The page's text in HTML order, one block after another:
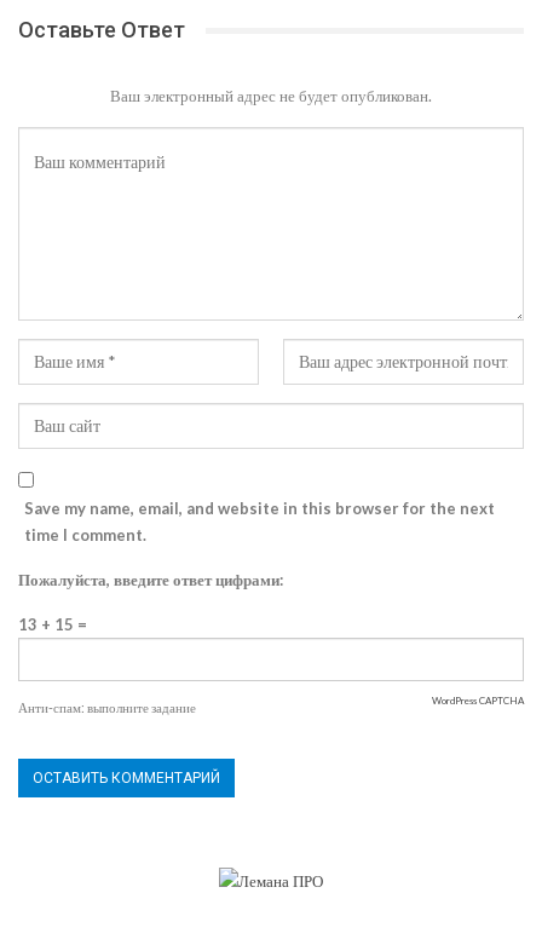
Оставьте Ответ
Ваш электронный адрес не будет опубликован.
Save my name, email, and website in this browser for the next
time I comment.
Пожалуйста, введите ответ цифрами:
13 + 15 =
Анти-спам: выполните задание WordPress CAPTCHA